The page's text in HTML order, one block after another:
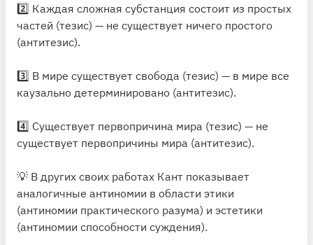
2️⃣ Каждая сложная субстанция состоит из простых
частей (тезис) — не существует ничего простого
(антитезис).
3️⃣ В мире существует свобода (тезис) — в мире все
каузально детерминировано (антитезис).
4️⃣ Существует первопричина мира (тезис) — не
существует первопричины мира (антитезис).
💡 В других своих работах Кант показывает
аналогичные антиномии в области этики
(антиномии практического разума) и эстетики
(антиномии способности суждения).